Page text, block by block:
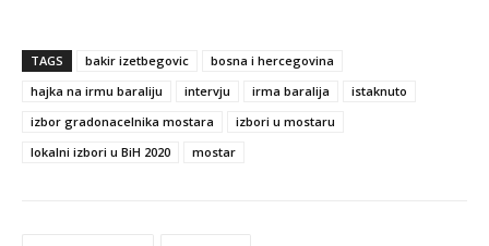
TAGS bakir izetbegovic
bosna i hercegovina
hajka na irmu baraliju
intervju irma baralija
istaknuto
izbor gradonacelnika mostara
izbori u mostaru
lokalni izbori u BiH 2020
mostar